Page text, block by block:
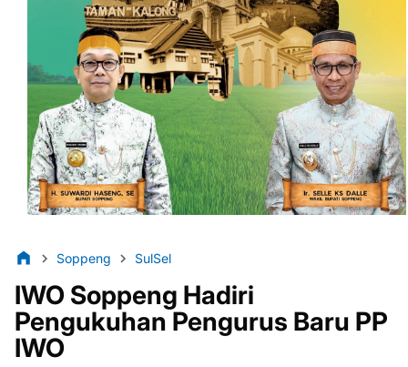
Soppeng SulSel
IWO Soppeng Hadiri
Pengukuhan Pengurus Baru PP
IWO